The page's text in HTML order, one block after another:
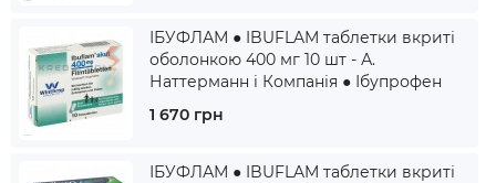
ІБУФЛАМ ● IBUFLAM таблетки вкриті
оболонкою 400 мг 10 шт - А.
Наттерманн і Компанія ● Ібупрофен
1 670 грн
ІБУФЛАМ ● IBUFLAM таблетки вкриті